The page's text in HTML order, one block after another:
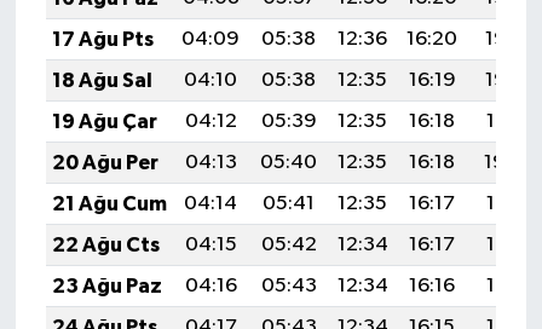
17 Ağu Pts
04:09 05:38 12:36 16:20
19:23
18 Ağu Sal
04:10 05:38 12:35 16:19
19:22
19 Ağu Çar
04:12 05:39 12:35 16:18
19:21
20 Ağu Per
04:13 05:40 12:35 16:18
19:20
21 Ağu Cum
04:14 05:41 12:35 16:17
19:18
22 Ağu Cts
04:15 05:42 12:34 16:17
19:17
23 Ağu Paz
04:16 05:43 12:34 16:16
19:16